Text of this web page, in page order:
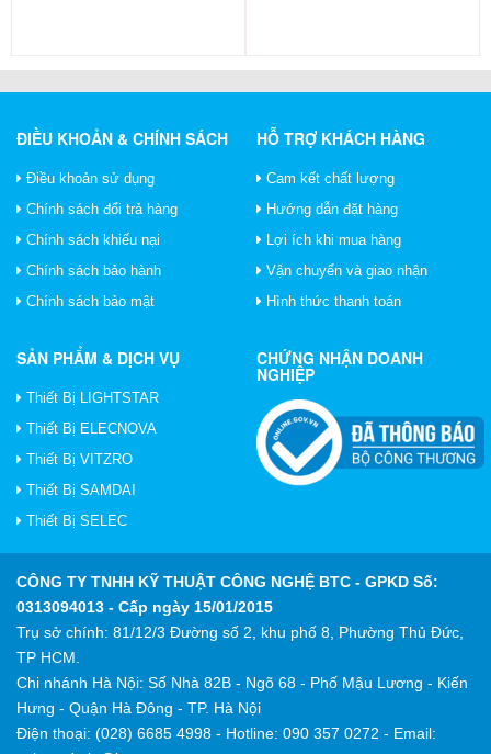
ĐIỀU KHOẢN & CHÍNH SÁCH
Điều khoản sử dụng
Chính sách đổi trả hàng
Chính sách khiếu nại
Chính sách bảo hành
Chính sách bảo mật
HỖ TRỢ KHÁCH HÀNG
Cam kết chất lượng
Hướng dẫn đặt hàng
Lợi ích khi mua hàng
Vận chuyển và giao nhận
Hình thức thanh toán
SẢN PHẨM & DỊCH VỤ
Thiết Bị LIGHTSTAR
Thiết Bị ELECNOVA
Thiết Bị VITZRO
Thiết Bị SAMDAI
Thiết Bị SELEC
CHỨNG NHẬN DOANH
NGHIỆP
CÔNG TY TNHH KỸ THUẬT CÔNG NGHỆ BTC - GPKD Số:
0313094013 - Cấp ngày 15/01/2015
Trụ sở chính: 81/12/3 Đường số 2, khu phố 8, Phường Thủ Đức,
TP HCM.
Chi nhánh Hà Nội: Số Nhà 82B - Ngõ 68 - Phố Mậu Lương - Kiến
Hưng - Quận Hà Đông - TP. Hà Nội
Điện thoại: (028) 6685 4998 - Hotline: 090 357 0272 - Email: